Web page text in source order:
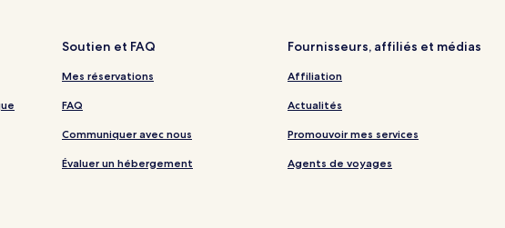
Soutien et FAQ
Mes réservations
FAQ
Communiquer avec nous
Évaluer un hébergement
Fournisseurs, affiliés et médias
Affiliation
Actualités
Promouvoir mes services
Agents de voyages